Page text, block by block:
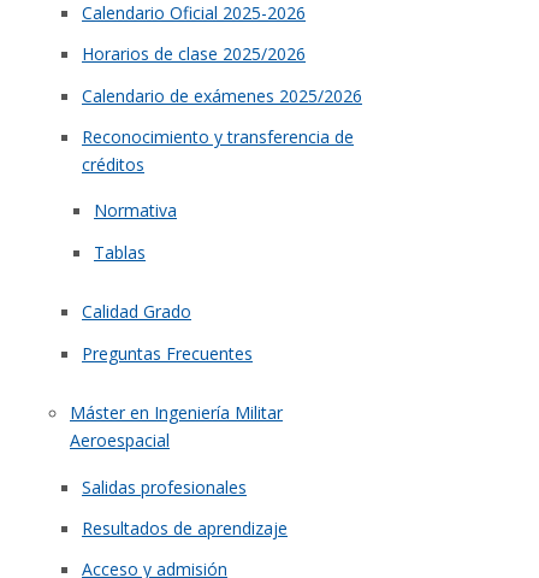
Calendario Oficial 2025-2026
Horarios de clase 2025/2026
Calendario de exámenes 2025/2026
Reconocimiento y transferencia de
créditos
Normativa
Tablas
Calidad Grado
Preguntas Frecuentes
Máster en Ingeniería Militar
Aeroespacial
Salidas profesionales
Resultados de aprendizaje
Acceso y admisión